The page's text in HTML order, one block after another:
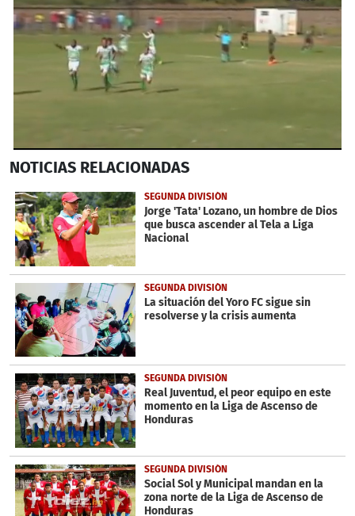
seconds
1
minute,
36
seconds
NOTICIAS RELACIONADAS
SEGUNDA DIVISIÓN
Jorge 'Tata' Lozano, un hombre de Dios
que busca ascender al Tela a Liga
Nacional
SEGUNDA DIVISIÓN
La situación del Yoro FC sigue sin
resolverse y la crisis aumenta
SEGUNDA DIVISIÓN
Real Juventud, el peor equipo en este
momento en la Liga de Ascenso de
Honduras
SEGUNDA DIVISIÓN
Social Sol y Municipal mandan en la
zona norte de la Liga de Ascenso de
Honduras